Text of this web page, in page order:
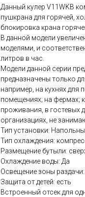
Данный кулер V11WKB
пушкрана для горячей,
блокировка крана
В данной модели
моделями, и
литров в час.
Модели данной серии
предназначены только
например, на кухнях для
помещениях; на фермах;
проживания, в гостевых
организациях, не
Тип установки:
Тип охлаждения:
Размещение бутыли:
Охлаждение воды: Да
Освещение зоны
Защита от детей: есть
Встроенный отсек для